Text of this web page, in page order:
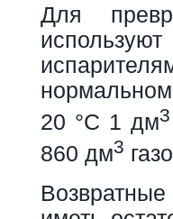
Для
20 °С 1 дм3
860 дм3